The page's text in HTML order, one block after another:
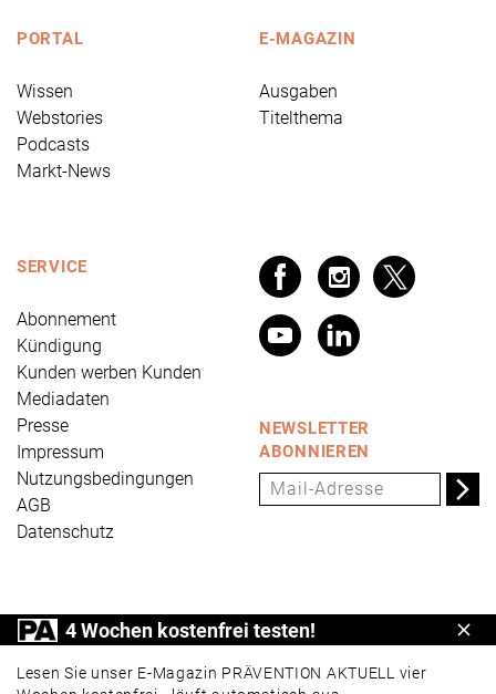
PORTAL
Wissen
Webstories
Podcasts
Markt-News
E-MAGAZIN
Ausgaben
Titelthema
SERVICE
Abonnement
Kündigung
Kunden werben Kunden
Mediadaten
Presse
Impressum
Nutzungsbedingungen
AGB
Datenschutz
NEWSLETTER
ABONNIEREN
PRÄVENTION AKTUELL ist ein Produkt der Universum
Verlag GmbH, Wettinerstraße 3-5, 65189 Wiesbaden,
www.universum.de,info@universum.de
4 Wochen kostenfrei testen!
Lesen Sie unser E-Magazin PRÄVENTION AKTUELL vier